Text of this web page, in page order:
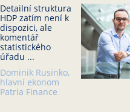
Detailní struktura
HDP zatím není k
dispozici, ale
komentář
statistického
úřadu ...
Dominik Rusinko,
hlavní ekonom
Patria Finance